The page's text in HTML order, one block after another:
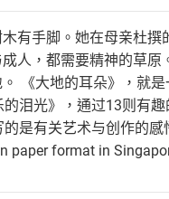
有手脚。她在母亲杜
人，都需要精神的草
《大地的耳朵》，就
泪光》，通过13则有
是有关艺术与创作的
format in